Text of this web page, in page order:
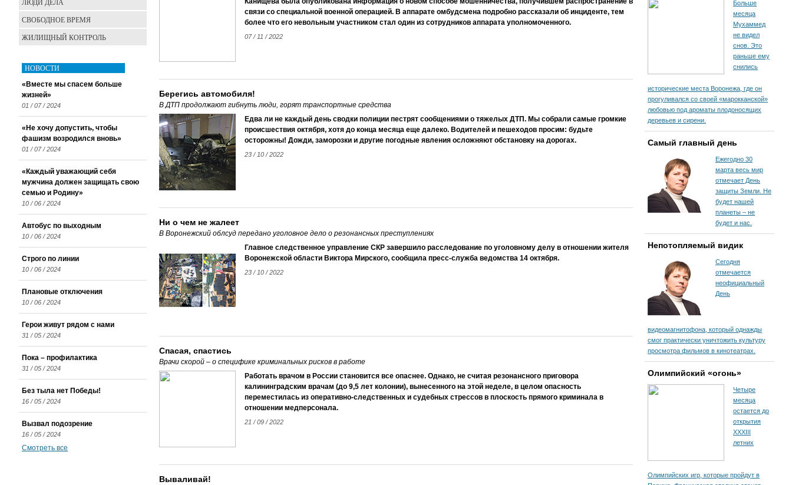
связи со специальной военной операцией. В аппарате омбудсмена подробно рассказали об инциденте, тем
более что его невольным участником стал один из сотрудников аппарата уполномоченного.
07 / 11 / 2022
Берегись автомобиля!
В ДТП продолжают гибнуть люди, горят транспортные средства
Едва ли не каждый день сводки полиции пестрят сообщениями о тяжелых ДТП. Мы собрали самые громкие
происшествия октября, хотя до конца месяца еще далеко. Водителей и пешеходов просим: будьте
осторожны! Дожди, заморозки и другие погодные явления осложняют обстановку на дорогах.
23 / 10 / 2022
Ни о чем не жалеет
В Воронежский облсуд передано уголовное дело о резонансных преступлениях
Главное следственное управление СКР завершило расследование по уголовному делу в отношении жителя
Воронежской области Виктора Мирского, сообщила пресс-служба ведомства 14 октября.
23 / 10 / 2022
Спасая, спастись
Врачи скорой – о специфике криминальных рисков в работе
Работать врачом в России становится все опаснее. Однако, не считая резонансного приговора
калининградским врачам (до 9,5 лет колонии), вынесенного на этой неделе, в целом опасность
переместилась из оперативно-следственных и судебных стрессов в плоскость прямого криминала в
отношении медперсонала.
21 / 09 / 2022
Вываливай!
СВОБОДНОЕ ВРЕМЯ
ЖИЛИЩНЫЙ КОНТРОЛЬ
НОВОСТИ
«Вместе мы спасем больше
жизней»
01 / 07 / 2024
«Не хочу допустить, чтобы
фашизм возродился вновь»
01 / 07 / 2024
«Каждый уважающий себя
мужчина должен защищать свою
семью и Родину»
10 / 06 / 2024
Автобус по выходным
10 / 06 / 2024
Строго по линии
10 / 06 / 2024
Плановые отключения
10 / 06 / 2024
Герои живут рядом с нами
31 / 05 / 2024
Пока – профилактика
31 / 05 / 2024
Без тыла нет Победы!
16 / 05 / 2024
Вызвал подозрение
16 / 05 / 2024
Смотреть все
Больше
месяца
Мухаммед
не видел
снов. Это
раньше ему
снились
исторические места Воронежа, где он
прогуливался со своей «марокканской»
любовью под ароматы плодоносящих
деревьев и сирени.
Самый главный день
Ежегодно 30
марта весь мир
отмечает День
защиты Земли. Не
будет нашей
планеты – не
будет и нас.
Непотопляемый видик
Сегодня
отмечается
неофициальный
День
видеомагнитофона, который однажды
смог практически уничтожить культуру
просмотра фильмов в кинотеатрах.
Олимпийский «огонь»
Четыре
месяца
остается до
открытия
XXXIII
летних
Олимпийских игр, которые пройдут в